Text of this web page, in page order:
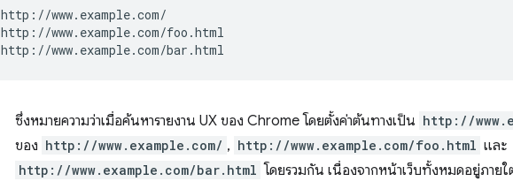
http://www.example.com/
http://www.example.com/foo.html
ซึ่งหมายความว่าเมื่อค้นหารายงาน UX ของ Chrome โดยตั้งค่าต้นทางเป็น http://
ของ http://www.example.com/ , http://www.example.com/foo.html และ
http://www.example.com/bar.html โดยรวมกัน เนื่องจากหน้าเว็บทั้งหมดอยู่ภายใ